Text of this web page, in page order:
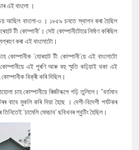
এই বাংলো ।
আছিল বাংলো-৩ । ১৮৫৯ চনতে স্থাপন কৰা হৈছিল
টী কোম্পানী’। সেই কোম্পানীটোৱে নিৰ্মাণ কৰিছিল
কৰা এই বাংলোটো।
কোম্পানীক ‘যোৰহাট টী কোম্পানী’য়ে এই বাংলোটো
এই পুৰণি আৰু বহু স্মৃতি কঢ়িয়াই থকা এই
বিক্ৰী কৰি দিছিল।
চাহ কোম্পানীয়ে ৰিৰ্জটৰূপে গঢ়ি তুলিলে। "বর্তমান
বাবে মুকলি কৰি দিয়া হৈছে । দেশী-বিদেশী পৰ্যটকৰ
'চামেলি মেমচাব' ছবিখনৰ শ্বুটিং হৈছিল।